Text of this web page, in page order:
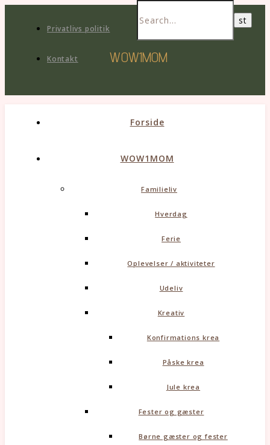
Privatlivs politik
Kontakt WOW1MOM
Forside
WOW1MOM
Familieliv
Hverdag
Ferie
Oplevelser / aktiviteter
Udeliv
Kreativ
Konfirmations krea
Påske krea
Jule krea
Fester og gæster
Børne gæster og fester